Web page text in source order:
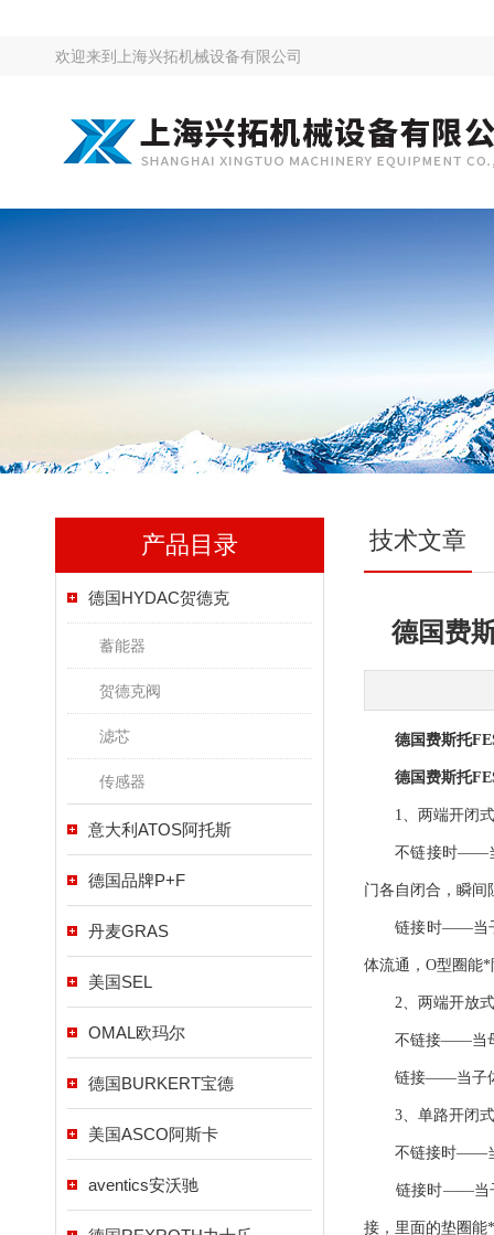
欢迎来到 上海兴拓机械设备有限公司
产品目录
德国HYDAC贺德克
蓄能器
贺德克阀
滤芯
传感器
意大利ATOS阿托斯
德国品牌P+F
丹麦GRAS
美国SEL
OMAL欧玛尔
德国BURKERT宝德
美国ASCO阿斯卡
aventics安沃驰
技术文章
德国费
德国费斯托
德国费斯托
1、两端开闭
不链接时——当母
门各自闭合，瞬间
链接时——当子体
体流通，O型圈能
2、两端开放式
不链接——当母体
链接——当子体插
3、单路开闭式
不链接时——当母
链接时——当子体
接，里面的垫圈能